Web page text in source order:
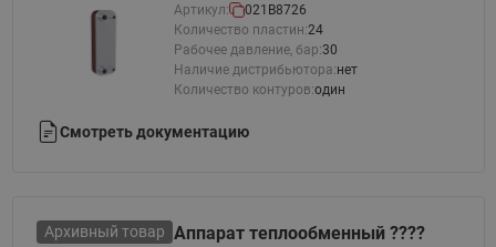
Артикул:
021B8726
Количество пластин:24
Рабочее давление, бар:30
Наличие дистрибьютора:нет
Количество контуров:один
Смотреть документацию
Архивный товар Аппарат теплообменный ????